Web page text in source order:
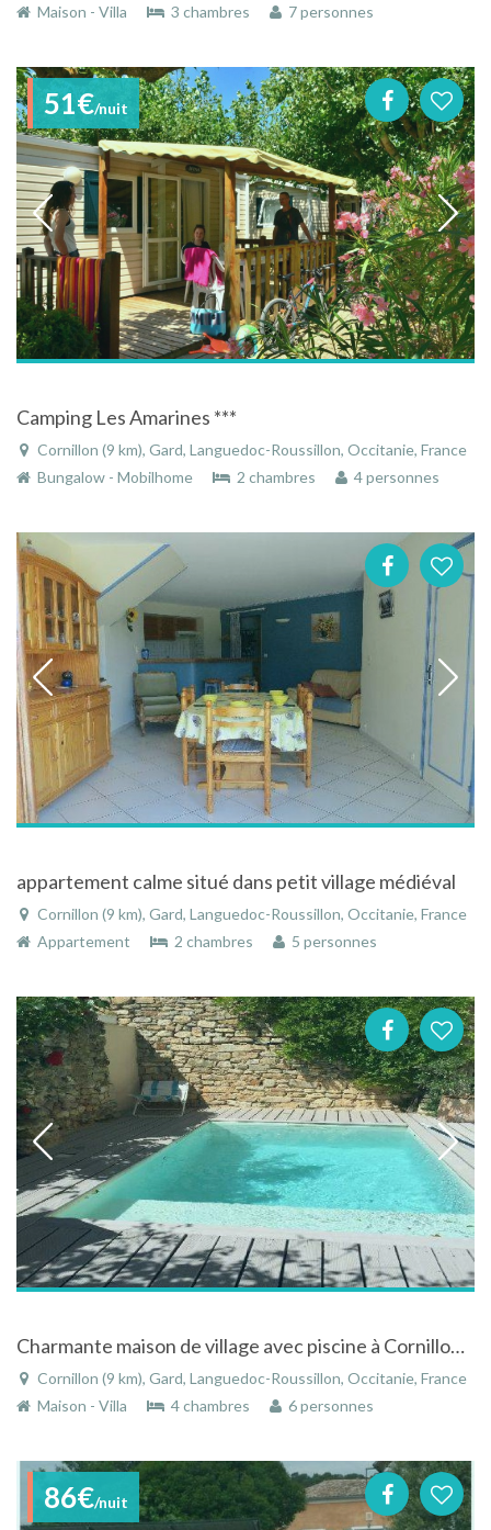
Maison - Villa
3 chambres 7 personnes
51€/nuit
Camping Les Amarines ***
Cornillon (9 km), Gard, Languedoc-Roussillon, Occitanie, France
Bungalow - Mobilhome
2 chambres 4 personnes
appartement calme situé dans petit village médiéval
Cornillon (9 km), Gard, Languedoc-Roussillon, Occitanie, France
Appartement
2 chambres 5 personnes
Charmante maison de village avec piscine à Cornillon dans le Gard dans le Languedoc-Roussillon
Cornillon (9 km), Gard, Languedoc-Roussillon, Occitanie, France
Maison - Villa
4 chambres 6 personnes
86€/nuit